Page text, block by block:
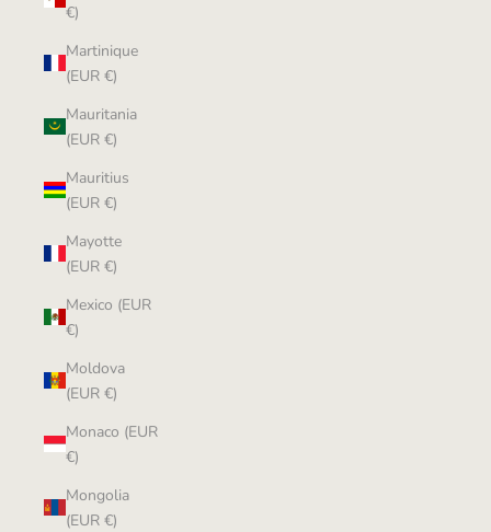
€)
Martinique
(EUR €)
Mauritania
(EUR €)
Mauritius
(EUR €)
Mayotte
(EUR €)
Mexico (EUR
€)
Moldova
(EUR €)
Monaco (EUR
€)
Mongolia
(EUR €)